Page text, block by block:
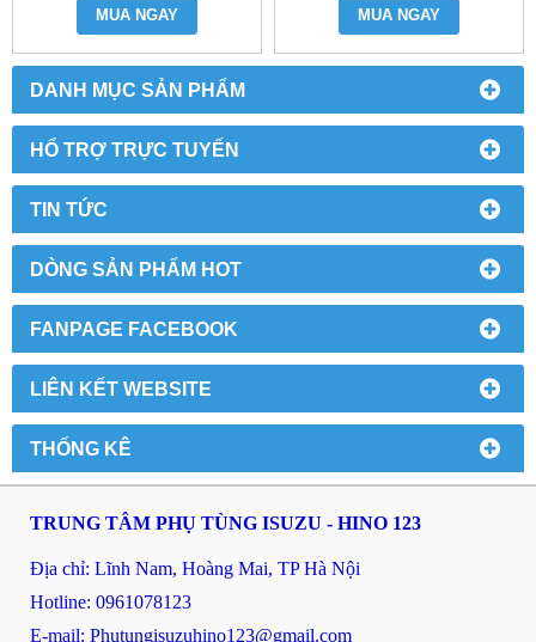
DANH MỤC SẢN PHẨM
HỔ TRỢ TRỰC TUYẾN
TIN TỨC
DÒNG SẢN PHẨM HOT
FANPAGE FACEBOOK
LIÊN KẾT WEBSITE
THỐNG KÊ
MUA NGAY MUA NGAY
TRUNG TÂM PHỤ TÙNG ISUZU - HINO 123
Địa chỉ: Lĩnh Nam, Hoàng Mai, TP Hà Nội
Hotline: 0961078123
E-mail: Phutungisuzuhino123@gmail.com